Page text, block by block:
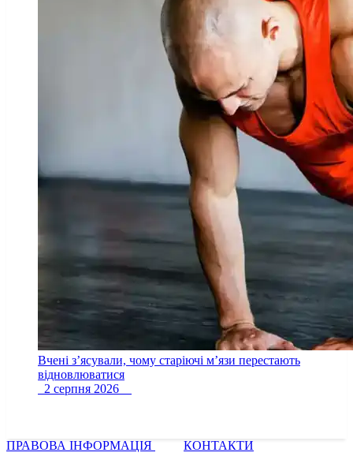
Вчені з’ясували, чому старіючі м’язи перестають
відновлюватися
2 серпня 2026
ПРАВОВА ІНФОРМАЦІЯ
КОНТАКТИ